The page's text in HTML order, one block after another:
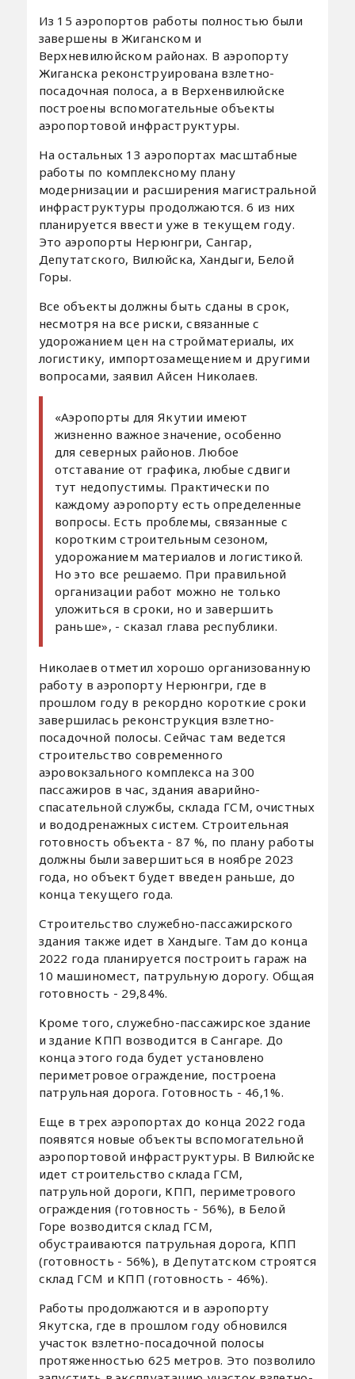
Из 15 аэропортов работы полностью были
завершены в Жиганском и
Верхневилюйском районах. В аэропорту
Жиганска реконструирована взлетно-
посадочная полоса, а в Верхенвилюйске
построены вспомогательные объекты
аэропортовой инфраструктуры.
На остальных 13 аэропортах масштабные
работы по комплексному плану
модернизации и расширения магистральной
инфраструктуры продолжаются. 6 из них
планируется ввести уже в текущем году.
Это аэропорты Нерюнгри, Сангар,
Депутатского, Вилюйска, Хандыги, Белой
Горы.
Все объекты должны быть сданы в срок,
несмотря на все риски, связанные с
удорожанием цен на стройматериалы, их
логистику, импортозамещением и другими
вопросами, заявил Айсен Николаев.
«Аэропорты для Якутии имеют
жизненно важное значение, особенно
для северных районов. Любое
отставание от графика, любые сдвиги
тут недопустимы. Практически по
каждому аэропорту есть определенные
вопросы. Есть проблемы, связанные с
коротким строительным сезоном,
удорожанием материалов и логистикой.
Но это все решаемо. При правильной
организации работ можно не только
уложиться в сроки, но и завершить
раньше», - сказал глава республики.
Николаев отметил хорошо организованную
работу в аэропорту Нерюнгри, где в
прошлом году в рекордно короткие сроки
завершилась реконструкция взлетно-
посадочной полосы. Сейчас там ведется
строительство современного
аэровокзального комплекса на 300
пассажиров в час, здания аварийно-
спасательной службы, склада ГСМ, очистных
и вододренажных систем. Строительная
готовность объекта - 87 %, по плану работы
должны были завершиться в ноябре 2023
года, но объект будет введен раньше, до
конца текущего года.
Строительство служебно-пассажирского
здания также идет в Хандыге. Там до конца
2022 года планируется построить гараж на
10 машиномест, патрульную дорогу. Общая
готовность - 29,84%.
Кроме того, служебно-пассажирское здание
и здание КПП возводится в Сангаре. До
конца этого года будет установлено
периметровое ограждение, построена
патрульная дорога. Готовность - 46,1%.
Еще в трех аэропортах до конца 2022 года
появятся новые объекты вспомогательной
аэропортовой инфраструктуры. В Вилюйске
идет строительство склада ГСМ,
патрульной дороги, КПП, периметрового
ограждения (готовность - 56%), в Белой
Горе возводится склад ГСМ,
обустраиваются патрульная дорога, КПП
(готовность - 56%), в Депутатском строятся
склад ГСМ и КПП (готовность - 46%).
Работы продолжаются и в аэропорту
Якутска, где в прошлом году обновился
участок взлетно-посадочной полосы
протяженностью 625 метров. Это позволило